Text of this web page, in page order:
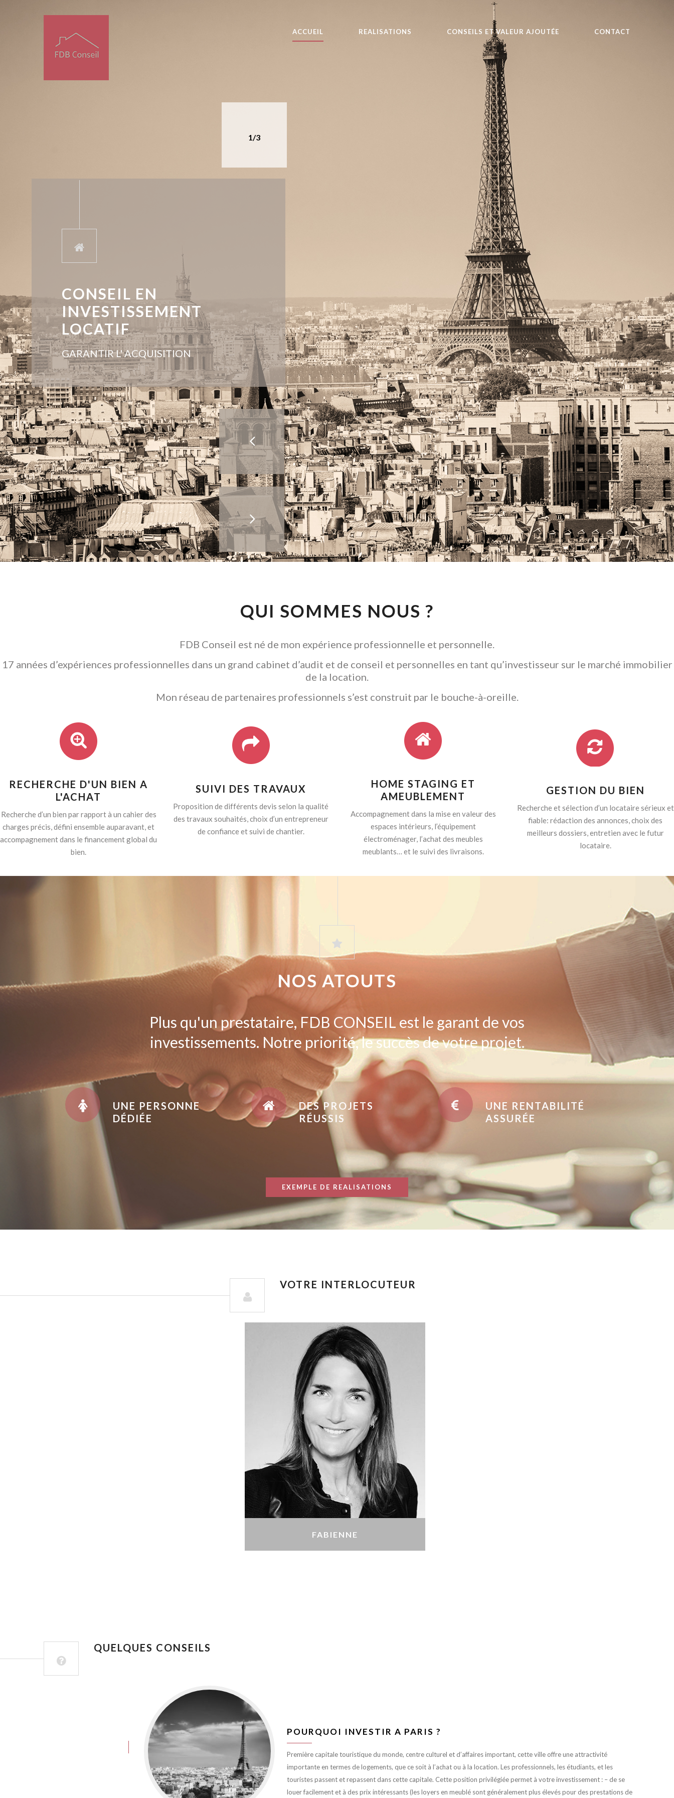
ACCUEIL REALISATIONS CONSEILS ET VALEUR AJOUTÉE CONTACT
CONSEIL EN
INVESTISSEMENT
LOCATIF
GARANTIR L' ACQUISITION
1/3
QUI SOMMES NOUS ?
FDB Conseil est né de mon expérience professionnelle et personnelle.
17 années d’expériences professionnelles dans un grand cabinet d’audit et de conseil et personnelles en tant qu’investisseur sur le marché immobilier
de la location.
Mon réseau de partenaires professionnels s’est construit par le bouche-à-oreille.
RECHERCHE D'UN BIEN A
L'ACHAT
Recherche d’un bien par rapport à un cahier des
charges précis, défini ensemble auparavant, et
accompagnement dans le financement global du
bien.
SUIVI DES TRAVAUX
Proposition de différents devis selon la qualité
des travaux souhaités, choix d’un entrepreneur
de confiance et suivi de chantier.
HOME STAGING ET
AMEUBLEMENT
Accompagnement dans la mise en valeur des
espaces intérieurs, l’équipement
électroménager, l’achat des meubles
meublants… et le suivi des livraisons.
GESTION DU BIEN
Recherche et sélection d’un locataire sérieux et
fiable: rédaction des annonces, choix des
meilleurs dossiers, entretien avec le futur
locataire.
NOS ATOUTS
Plus qu'un prestataire, FDB CONSEIL est le garant de vos
investissements. Notre priorité, le succès de votre projet.
UNE PERSONNE
DÉDIÉE
DES PROJETS
RÉUSSIS
UNE RENTABILITÉ
ASSURÉE
EXEMPLE DE REALISATIONS
VOTRE INTERLOCUTEUR
FABIENNE
QUELQUES CONSEILS
POURQUOI INVESTIR A PARIS ?
Première capitale touristique du monde, centre culturel et d’affaires important, cette ville offre une attractivité
importante en termes de logements, que ce soit à l’achat ou à la location. Les professionnels, les étudiants, et les
touristes passent et repassent dans cette capitale. Cette position privilégiée permet à votre investissement : – de se
louer facilement et à des prix intéressants (les loyers en meublé sont généralement plus élevés pour des prestations de